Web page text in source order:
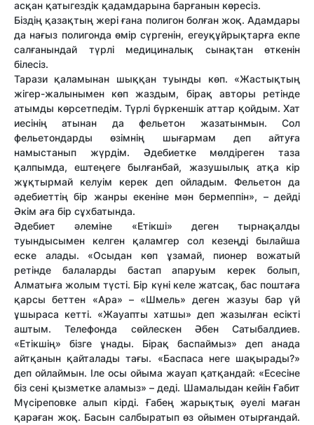
асқан қатыгездік қадамдарына барғанын көресіз.
Біздің қазақтың жері ғана полигон болған жоқ. Адамдары
да нағыз полигонда өмір сүргенін, егеуқұйрықтарға екпе
салғанындай түрлі медициналық сынақтан өткенін
білесіз.
Тарази қаламынан шыққан туынды көп. «Жастықтың
жігер-жалынымен көп жаздым, бірақ авторы ретінде
атымды көрсетпедім. Түрлі бүркеншік аттар қойдым. Хат
иесінің атынан да фельетон жазатынмын. Сол
фельетондарды өзімнің шығармам деп айтуға
намыстанып жүрдім. Әдебиетке мөлдіреген таза
қалпымда, ештеңеге былғанбай, жазушылық атқа кір
жұқтырмай келуім керек деп ойладым. Фельетон да
әдебиеттің бір жанры екеніне мән бермеппін», – дейді
Әкім аға бір сұхбатында.
Әдебиет әлеміне «Етікші» деген тыр­нақалды
туындысымен келген қаламгер сол кезеңді былайша
еске алады. «Осыдан көп ұзамай, пионер вожатый
ретінде балаларды бастап апаруым керек болып,
Алматыға жолым түсті. Бір күні келе жатсақ, бас поштаға
қарсы беттен «Ара» – «Шмель» деген жазуы бар үй
ұшыраса кетті. «Жауапты хатшы» деп жазылған есікті
аштым. Телефонда сөйлескен Әбен Сатыбалдиев.
«Етікшің» бізге ұнады. Бірақ баспаймыз» деп анада
айтқанын қайталады тағы. «Баспаса неге шақырады?»
деп ойлаймын. Іле осы ойыма жауап қатқан­дай: «Есесіне
біз сені қызметке аламыз» – деді. Шамалыдан кейін Ғабит
Мүсіре­пов­ке алып кірді. Ғабең жарықтық әуелі маған
қараған жоқ. Басын салбыратып өз ойымен отырғандай.